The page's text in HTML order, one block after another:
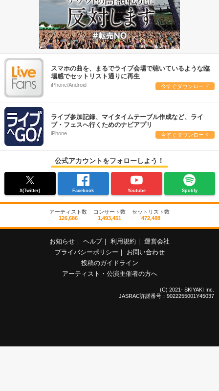
スマホの曲を、まるでライブ会場で聴いているような臨
場感でセットリスト通りに再生
iPhone/Android 今すぐダウンロード
ライブ参加記録、マイタイムテーブル作成など、ライ
ブ・フェスへ行くためのナビアプリ
iPhone 今すぐダウンロード
公式アカウントをフォローしよう！
X(Twitter) Facebook Youtube Spotify
アーティスト数
126,686
コンサート数
1,493,451
セットリスト数
472,488
お知らせ ヘルプ 利用規約
運営会社
プライバシーポリシー
お問い合わせ
投稿のガイドライン
アーティスト・公演主催者の方へ
(C) 2021- SKIYAKI Inc.
JASRAC許諾番号：9022255001Y45037